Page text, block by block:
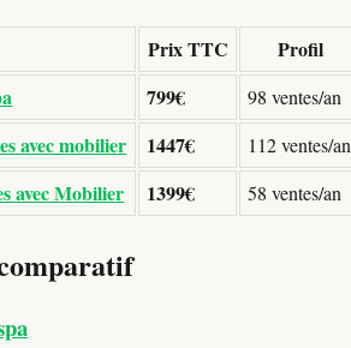
Prix TTC Profil
799€ 98 ventes/an
avec mobilier 1447€ 112 ventes/an
avec Mobilier 1399€ 58 ventes/an